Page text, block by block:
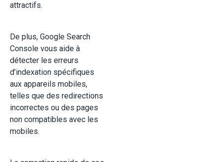
attractifs.
De plus, Google Search
Console vous aide à
détecter les erreurs
d’indexation spécifiques
aux appareils mobiles,
telles que des redirections
incorrectes ou des pages
non compatibles avec les
mobiles.